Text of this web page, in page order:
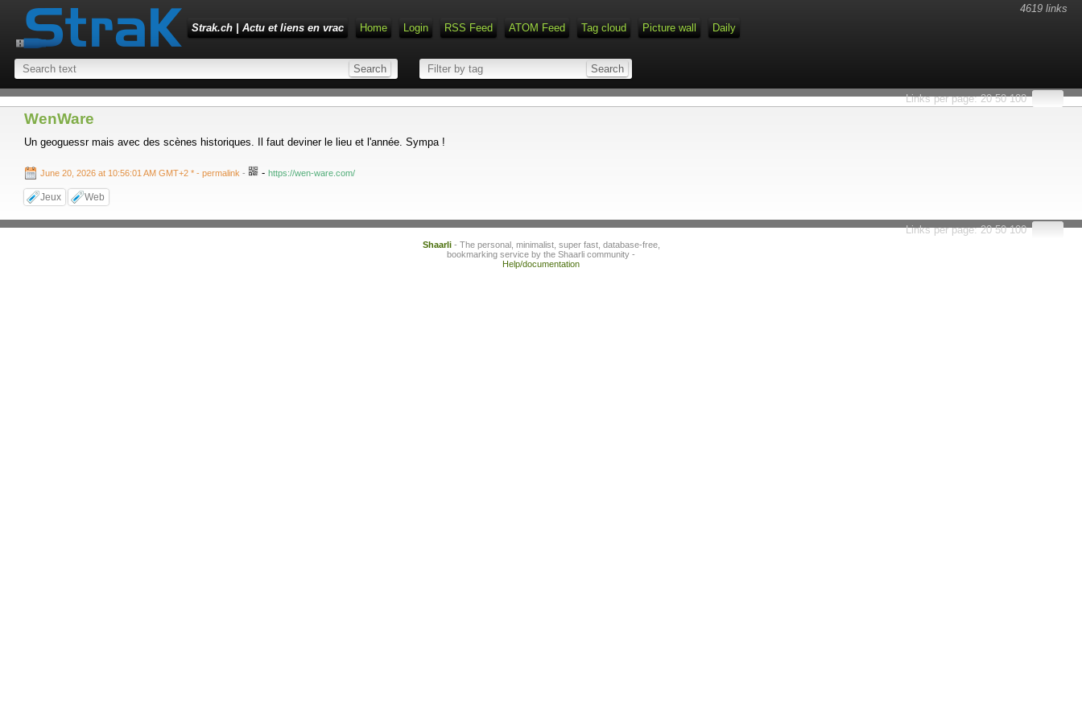
4619 links
Strak.ch | Actu et liens en vrac
Home Login RSS Feed ATOM Feed Tag cloud Picture wall Daily
Links per page:20 50 100
WenWare
Un geoguessr mais avec des scènes historiques. Il faut deviner le lieu et l'année. Sympa !
June 20, 2026 at 10:56:01 AM GMT+2 * - permalink - - https://wen-ware.com/
Jeux Web
Links per page:20 50 100
Shaarli- The personal, minimalist, super fast, database-free,
bookmarking service by the Shaarli community -
Help/documentation